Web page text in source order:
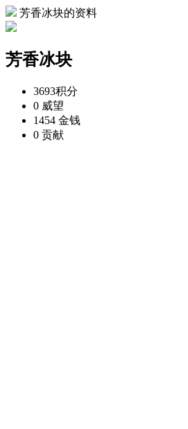
芳香冰块的资料
芳香冰块
3693积分
0 威望
1454 金钱
0 贡献